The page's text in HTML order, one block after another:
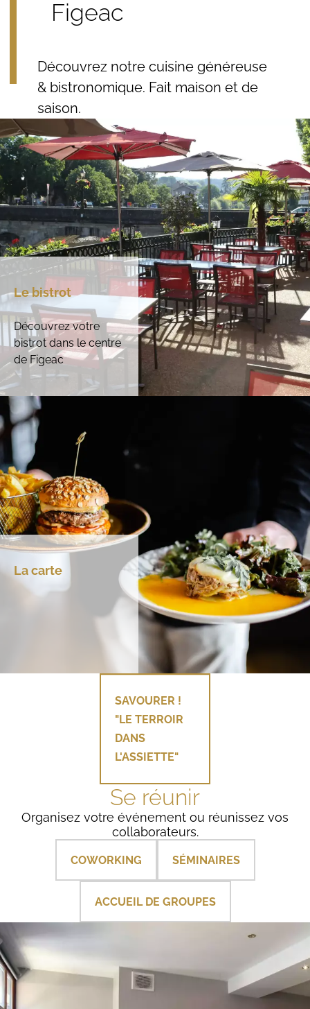
Figeac
Découvrez notre cuisine généreuse
& bistronomique. Fait maison et de
saison.
Le bistrot
Découvrez votre
bistrot dans le centre
de Figeac
La carte
SAVOURER !
"LE TERROIR
DANS
L'ASSIETTE"
SAVOURER !
"LE TERROIR
DANS
L'ASSIETTE"
Se réunir
Organisez votre événement ou réunissez vos
collaborateurs.
COWORKING SÉMINAIRES
ACCUEIL DE GROUPES